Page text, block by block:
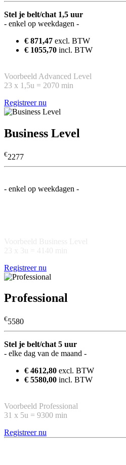
Stel je belt/chat 1,5 uur
- enkel op weekdagen -
€ 871,47 excl. BTW
€ 1055,70 incl. BTW
Voorbeeld Advanced Level
23 x 1,5u = 2070 min
Registreer nu
Business Level
€2277
- enkel op weekdagen -
Registreer nu
Professional
€5580
Stel je belt/chat 5 uur
- elke dag van de maand -
€ 4612,80 excl. BTW
€ 5580,00 incl. BTW
Voorbeeld Professional
31 x 5u = 9300 min
Registreer nu